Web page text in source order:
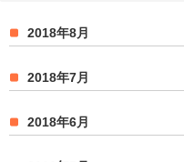
2018年8月
2018年7月
2018年6月